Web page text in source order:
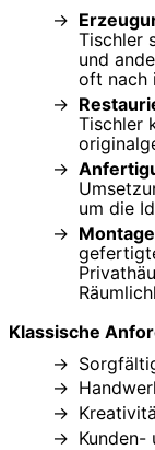
Tischler
und
oft nach
Tischler
um die
Klassische
Kunden-